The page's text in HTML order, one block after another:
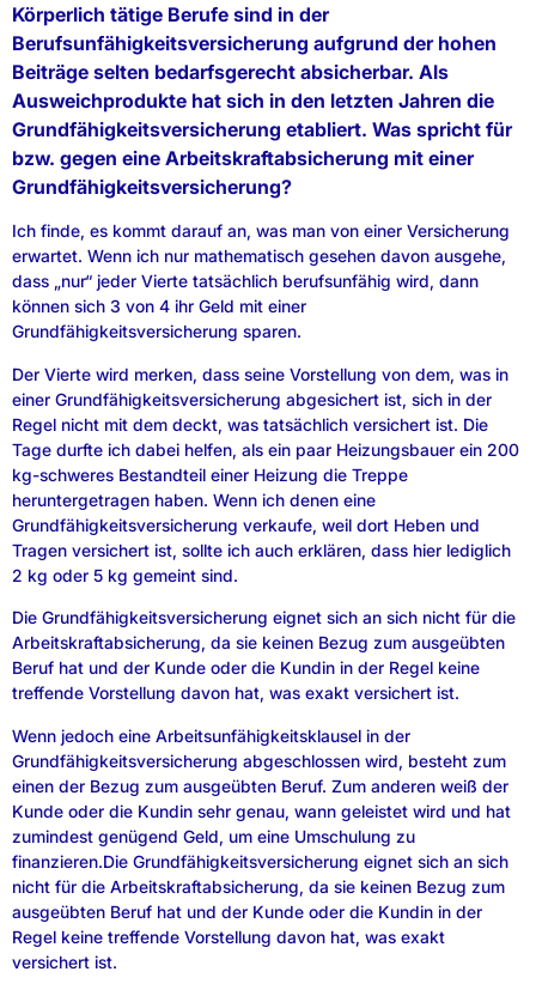
Körperlich tätige Berufe sind in der
Berufsunfähigkeitsversicherung aufgrund der hohen
Beiträge selten bedarfsgerecht absicherbar. Als
Ausweichprodukte hat sich in den letzten Jahren die
Grundfähigkeitsversicherung etabliert. Was spricht für
bzw. gegen eine Arbeitskraftabsicherung mit einer
Grundfähigkeitsversicherung?
Ich finde, es kommt darauf an, was man von einer Versicherung
erwartet. Wenn ich nur mathematisch gesehen davon ausgehe,
dass „nur“ jeder Vierte tatsächlich berufsunfähig wird, dann
können sich 3 von 4 ihr Geld mit einer
Grundfähigkeitsversicherung sparen.
Der Vierte wird merken, dass seine Vorstellung von dem, was in
einer Grundfähigkeitsversicherung abgesichert ist, sich in der
Regel nicht mit dem deckt, was tatsächlich versichert ist. Die
Tage durfte ich dabei helfen, als ein paar Heizungsbauer ein 200
kg-schweres Bestandteil einer Heizung die Treppe
heruntergetragen haben. Wenn ich denen eine
Grundfähigkeitsversicherung verkaufe, weil dort Heben und
Tragen versichert ist, sollte ich auch erklären, dass hier lediglich
2 kg oder 5 kg gemeint sind.
Die Grundfähigkeitsversicherung eignet sich an sich nicht für die
Arbeitskraftabsicherung, da sie keinen Bezug zum ausgeübten
Beruf hat und der Kunde oder die Kundin in der Regel keine
treffende Vorstellung davon hat, was exakt versichert ist.
Wenn jedoch eine Arbeitsunfähigkeitsklausel in der
Grundfähigkeitsversicherung abgeschlossen wird, besteht zum
einen der Bezug zum ausgeübten Beruf. Zum anderen weiß der
Kunde oder die Kundin sehr genau, wann geleistet wird und hat
zumindest genügend Geld, um eine Umschulung zu
finanzieren.Die Grundfähigkeitsversicherung eignet sich an sich
nicht für die Arbeitskraftabsicherung, da sie keinen Bezug zum
ausgeübten Beruf hat und der Kunde oder die Kundin in der
Regel keine treffende Vorstellung davon hat, was exakt
versichert ist.